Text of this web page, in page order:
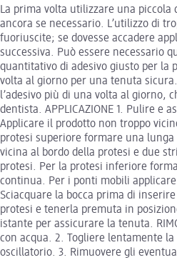
La prima volta utilizzare una
ancora se necessario. L’utilizzo di
fuoriuscite; se dovesse accadere
successiva. Può essere necessario
quantitativo di adesivo giusto per la
volta al giorno per una tenuta
l’adesivo più di una volta al giorno,
dentista. APPLICAZIONE 1. Pulire e
Applicare il prodotto non troppo
protesi superiore formare una
vicina al bordo della protesi e due
protesi. Per la protesi inferiore
continua. Per i ponti mobili
Sciacquare la bocca prima di
protesi e tenerla premuta in
istante per assicurare la tenuta.
con acqua. 2. Togliere lentamente
oscillatorio. 3. Rimuovere gli